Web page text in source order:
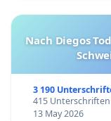
Nach Diegos
3 190
415 Unterschriften
13 May 2026